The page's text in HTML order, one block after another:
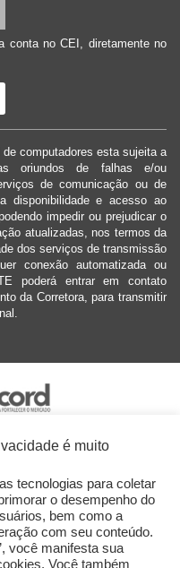
conta no CEI, diretamente no
computadores esta sujeita a
oriundos de falhas e/ou
de comunicação ou de
disponibilidade e acesso ao
impedir ou prejudicar o
atualizadas, nos termos da
dos serviços de transmissão
conexão automatizada ou
poderá entrar em contato
da Corretora, para transmitir
é muito
tecnologias para coletar
o desempenho do
bem como a
com seu conteúdo.
você manifesta sua
Você também